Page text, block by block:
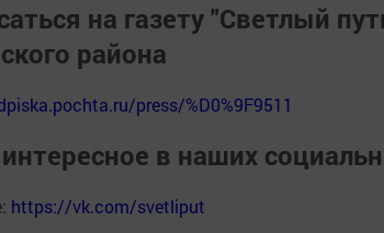
на газету "Светлый
района
press/%D0%9F9511
в наших
https://vk.com/svetliput